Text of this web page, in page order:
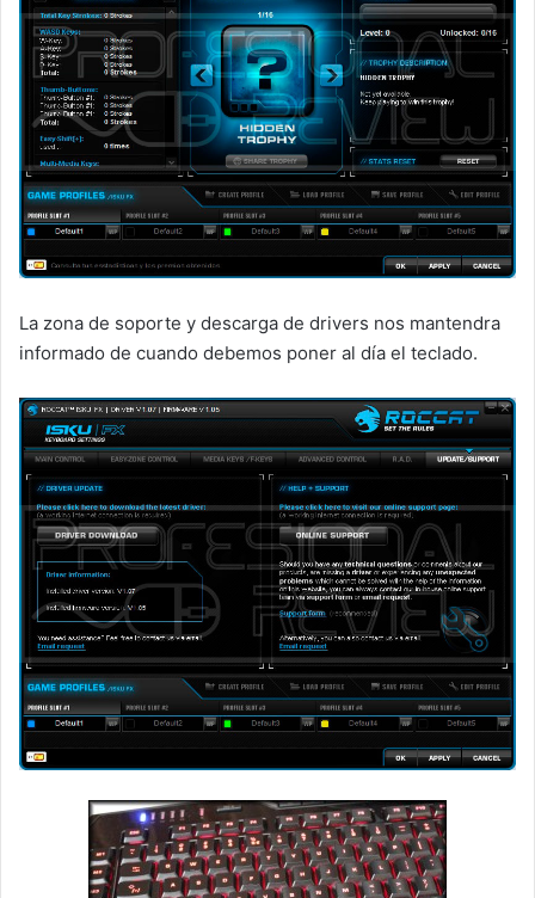
La zona de soporte y descarga de drivers nos mantendra
informado de cuando debemos poner al día el teclado.